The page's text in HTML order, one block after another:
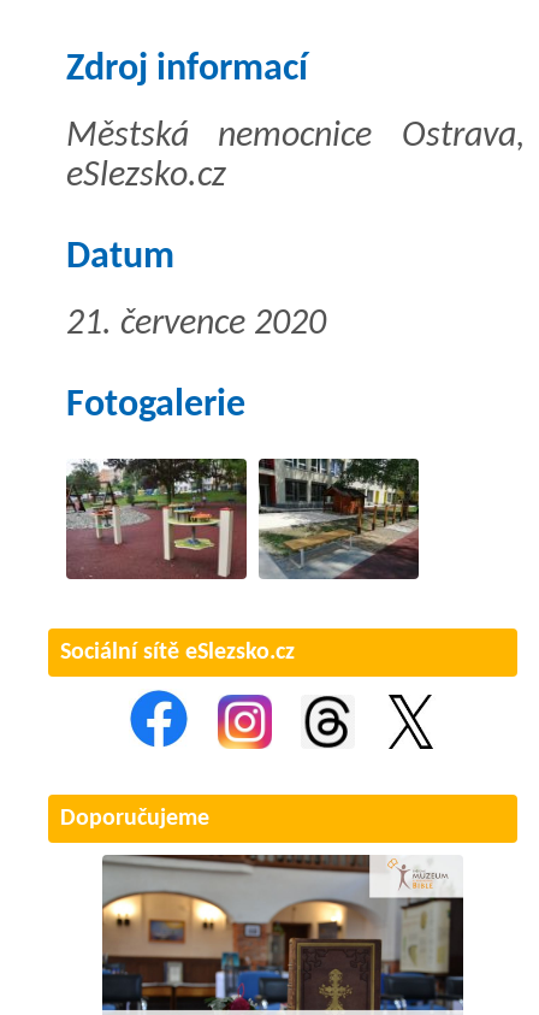
Zdroj informací
Městská nemocnice
eSlezsko.cz
Datum
21. července 2020
Fotogalerie
Sociální sítě eSlezsko.cz
Doporučujeme